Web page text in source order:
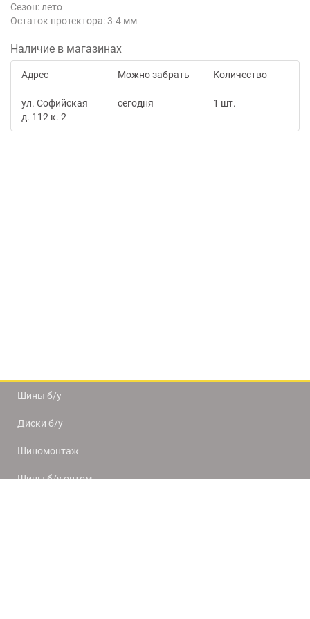
Сезон: лето
Остаток протектора: 3-4 мм
Наличие в магазинах
Адрес Можно забрать Количество
ул. Софийская
д. 112 к. 2
сегодня 1 шт.
Шины б/у
Диски б/у
Шиномонтаж
Шины б/у оптом